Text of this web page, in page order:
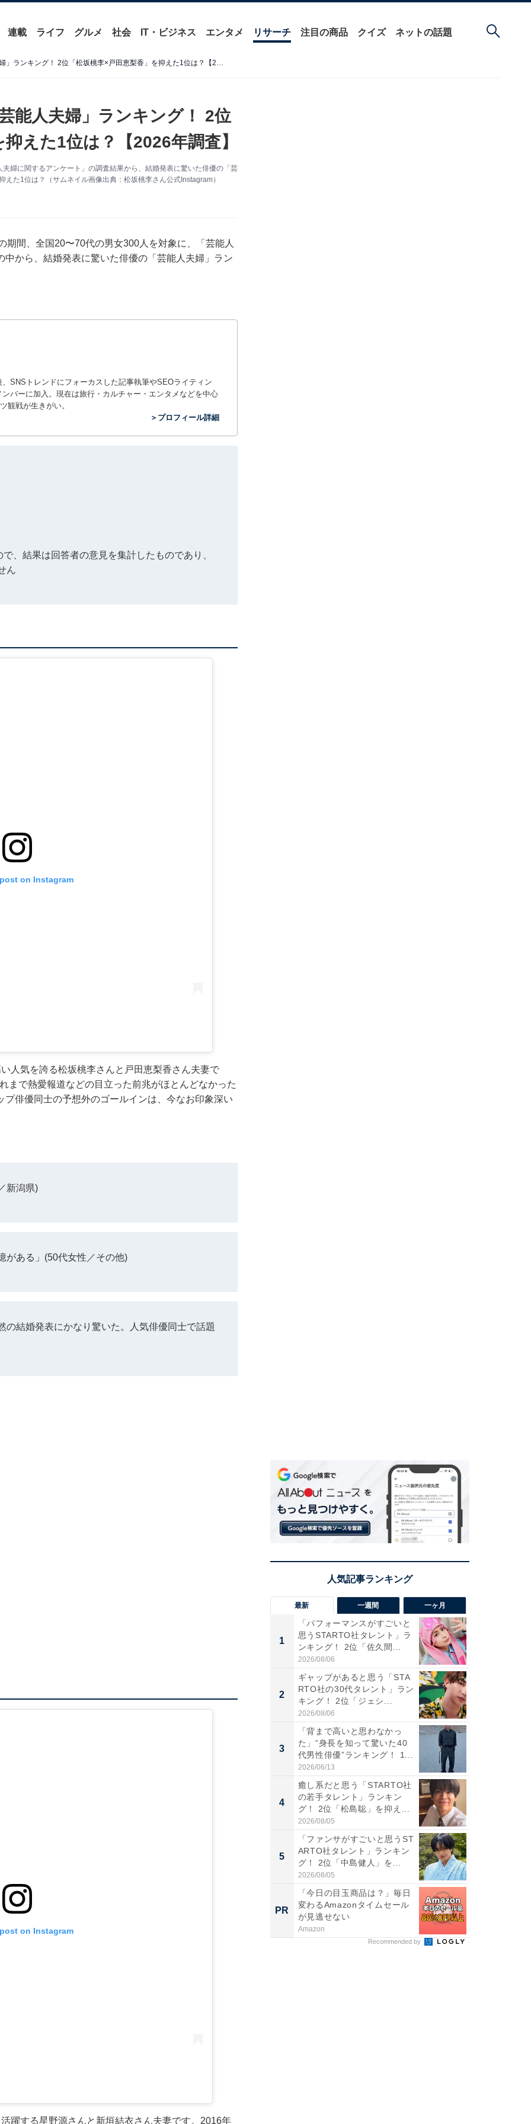
連載 ライフ グルメ 社会 IT・ビジネス エンタメ リサーチ 注目の商品 クイズ ネットの話題
結婚発表に驚いた俳優の「芸能人夫婦」ランキング！ 2位「松坂桃李×戸田恵梨香」を抑えた1位は？【2026年調査】
能人夫婦」ランキング！ 2位
えた1位は？【2026年調査】
婦に関するアンケート」の調査結果から、結婚発表に驚いた俳優の「芸
た1位は？（サムネイル画像出典：松坂桃李さん公式Instagram）
間、全国20〜70代の男女300人を対象に、「芸能人
から、結婚発表に驚いた俳優の「芸能人夫婦」ラン
SNSトレンドにフォーカスした記事執筆やSEOライティン
バーに加入。現在は旅行・カルチャー・エンタメなどを中心
観戦が生きがい。
＞プロフィール詳細
、結果は回答者の意見を集計したものであり、
ん
on Instagram
人気を誇る松坂桃李さんと戸田恵梨香さん夫妻で
まで熱愛報道などの目立った前兆がほとんどなかった
俳優同士の予想外のゴールインは、今なお印象深い
新潟県)
がある」(50代女性／その他)
の結婚発表にかなり驚いた。人気俳優同士で話題
on Instagram
躍する星野源さんと新垣結衣さん夫妻です。2016年
最新 一週間 一ヶ月
1
「パフォーマンスがすごいと
思うSTARTO社タレント」ラ
ンキング！ 2位「佐久間...
2026/08/06
2
ギャップがあると思う「STA
RTO社の30代タレント」ラン
キング！ 2位「ジェシ...
2026/08/06
3
「背まで高いと思わなかっ
た」“身長を知って驚いた40
代男性俳優”ランキング！ 1...
2026/06/13
4
癒し系だと思う「STARTO社
の若手タレント」ランキン
グ！ 2位「松島聡」を抑え...
2026/08/05
5
「ファンサがすごいと思うST
ARTO社タレント」ランキン
グ！ 2位「中島健人」を...
2026/08/05
PR
「今日の目玉商品は？」毎日
変わるAmazonタイムセール
が見逃せない
Amazon
Recommended by